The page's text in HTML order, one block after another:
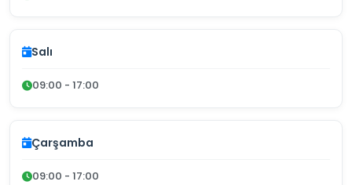
Salı
09:00 - 17:00
Çarşamba
09:00 - 17:00